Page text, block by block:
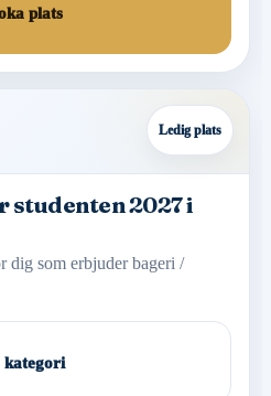
plats
Ledig plats
studenten 2027 i
dig som erbjuder bageri /
kategori